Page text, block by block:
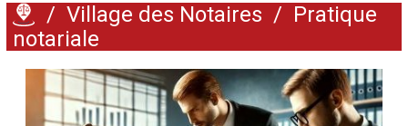
/ Village des Notaires / Pratique
notariale